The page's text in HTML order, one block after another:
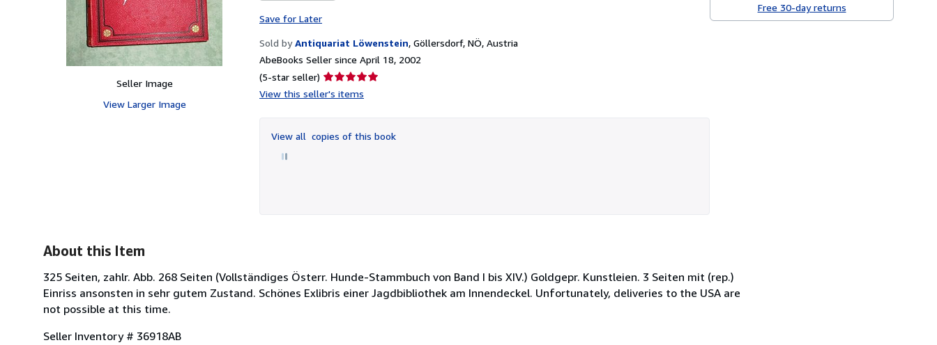
Seller Image
View Larger Image
Save for Later
Sold by Antiquariat Löwenstein, Göllersdorf, NÖ, Austria
AbeBooks Seller since April 18, 2002
(5-star seller) Seller
rating
of
5
View this seller's items
View all copies of this book
Free 30-day returns
About this Item
325 Seiten, zahlr. Abb. 268 Seiten (Vollständiges Österr. Hunde-Stammbuch von Band I bis XIV.) Goldgepr. Kunstleien. 3 Seiten mit (rep.)
Einriss ansonsten in sehr gutem Zustand. Schönes Exlibris einer Jagdbibliothek am Innendeckel. Unfortunately, deliveries to the USA are
not possible at this time.
Seller Inventory # 36918AB